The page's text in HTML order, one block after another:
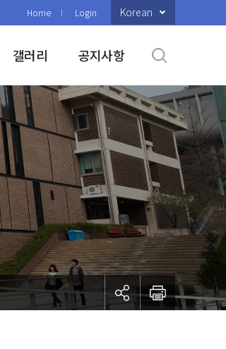
Home Login Korean
갤러리 공지사항